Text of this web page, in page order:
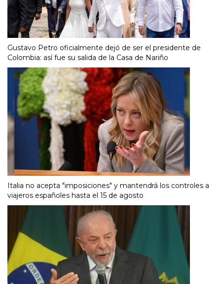
Gustavo Petro oficialmente dejó de ser el presidente de
Colombia: así fue su salida de la Casa de Nariño
Italia no acepta "imposiciones" y mantendrá los controles a
viajeros españoles hasta el 15 de agosto